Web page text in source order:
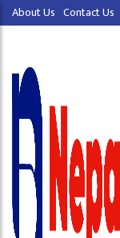
About Us Contact Us